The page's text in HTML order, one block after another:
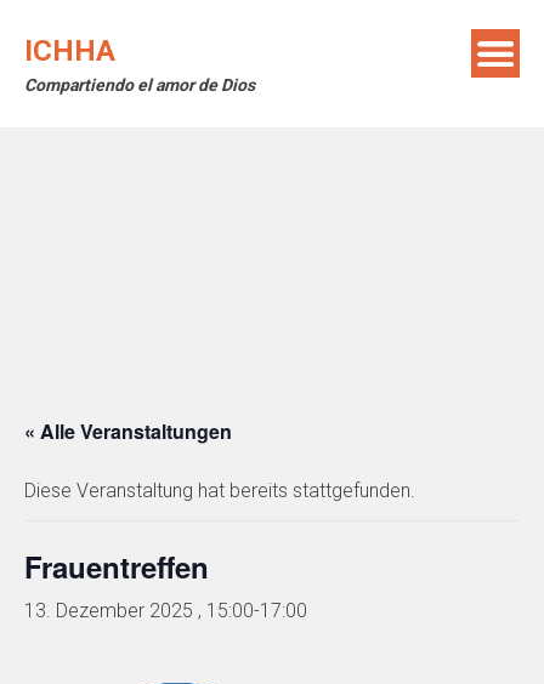
ICHHA
Compartiendo el amor de Dios
« Alle Veranstaltungen
Diese Veranstaltung hat bereits stattgefunden.
Frauentreffen
13. Dezember 2025 , 15:00-17:00